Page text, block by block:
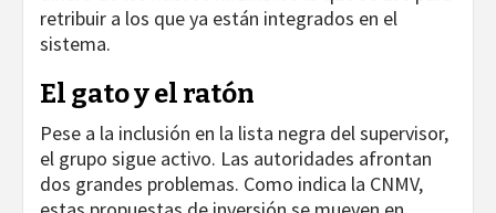
retribuir a los que ya están integrados en el
sistema.
El gato y el ratón
Pese a la inclusión en la lista negra del supervisor,
el grupo sigue activo. Las autoridades afrontan
dos grandes problemas. Como indica la CNMV,